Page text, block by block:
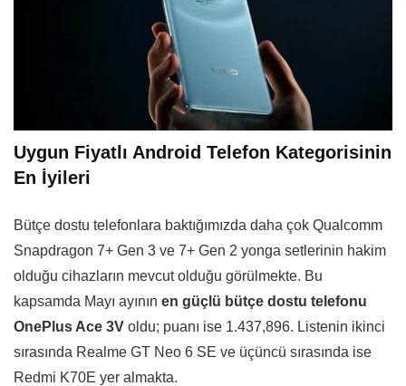
Uygun Fiyatlı Android Telefon Kategorisinin
En İyileri
Bütçe dostu telefonlara baktığımızda daha çok Qualcomm
Snapdragon 7+ Gen 3 ve 7+ Gen 2 yonga setlerinin hakim
olduğu cihazların mevcut olduğu görülmekte. Bu
kapsamda Mayı ayının en güçlü bütçe dostu telefonu
OnePlus Ace 3V oldu; puanı ise 1.437,896. Listenin ikinci
sırasında Realme GT Neo 6 SE ve üçüncü sırasında ise
Redmi K70E yer almakta.